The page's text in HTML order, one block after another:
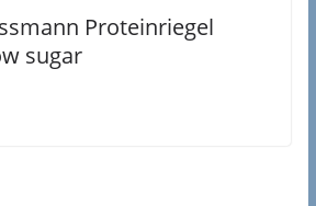
Proteinriegel
sugar